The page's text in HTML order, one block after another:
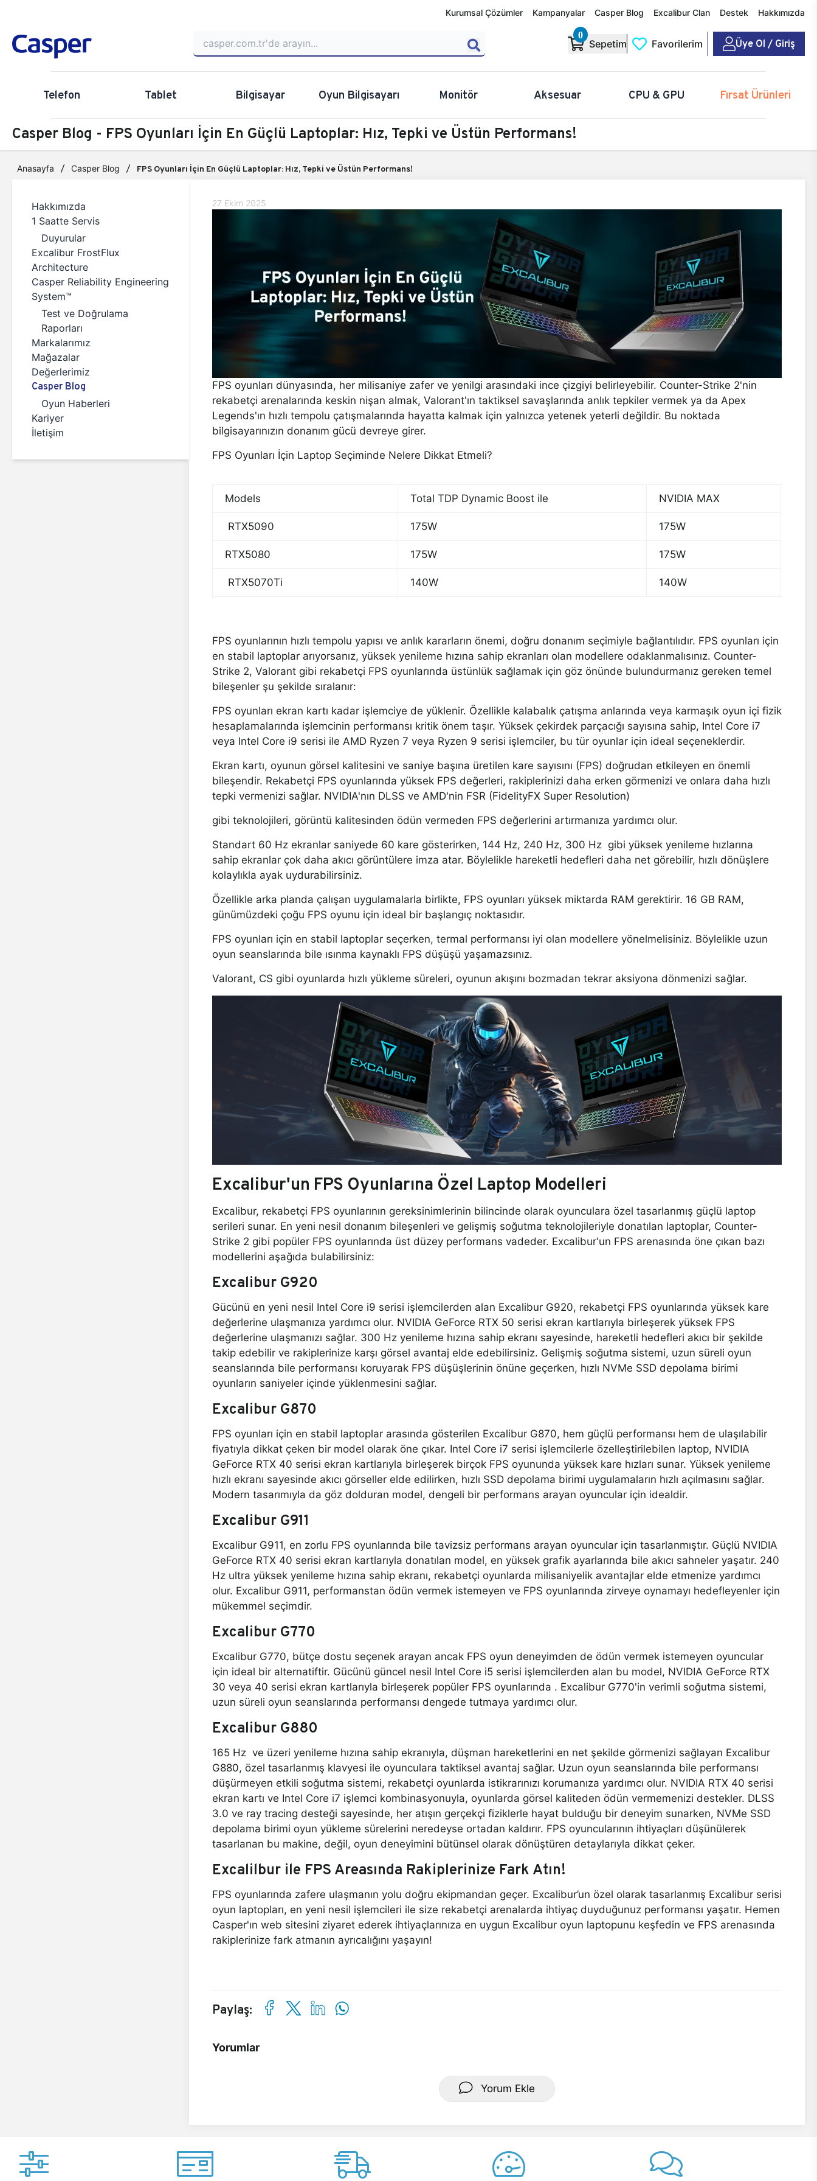
Kurumsal Çözümler Kampanyalar Casper Blog Excalibur Clan Destek Hakkımızda
0
Sepetim Favorilerim Üye Ol / Giriş
Telefon Tablet Bilgisayar Oyun Bilgisayarı Monitör Aksesuar CPU & GPU Fırsat Ürünleri
Casper Blog - FPS Oyunları İçin En Güçlü Laptoplar: Hız, Tepki ve Üstün Performans!
Anasayfa Casper Blog FPS Oyunları İçin En Güçlü Laptoplar: Hız, Tepki ve Üstün Performans!
Hakkımızda
1 Saatte Servis
Duyurular
Excalibur FrostFlux
Architecture
Casper Reliability Engineering
System™
Test ve Doğrulama
Raporları
Markalarımız
Mağazalar
Değerlerimiz
Casper Blog
Oyun Haberleri
Kariyer
İletişim
27 Ekim 2025
FPS oyunları dünyasında, her milisaniye zafer ve yenilgi arasındaki ince çizgiyi belirleyebilir. Counter-Strike 2'nin
rekabetçi arenalarında keskin nişan almak, Valorant'ın taktiksel savaşlarında anlık tepkiler vermek ya da Apex
Legends'ın hızlı tempolu çatışmalarında hayatta kalmak için yalnızca yetenek yeterli değildir. Bu noktada
bilgisayarınızın donanım gücü devreye girer.
FPS Oyunları İçin Laptop Seçiminde Nelere Dikkat Etmeli?
Models Total TDP Dynamic Boost ile NVIDIA MAX
RTX5090 175W 175W
RTX5080 175W 175W
RTX5070Ti 140W 140W
FPS oyunlarının hızlı tempolu yapısı ve anlık kararların önemi, doğru donanım seçimiyle bağlantılıdır. FPS oyunları için
en stabil laptoplar arıyorsanız, yüksek yenileme hızına sahip ekranları olan modellere odaklanmalısınız. Counter-
Strike 2, Valorant gibi rekabetçi FPS oyunlarında üstünlük sağlamak için göz önünde bulundurmanız gereken temel
bileşenler şu şekilde sıralanır:
FPS oyunları ekran kartı kadar işlemciye de yüklenir. Özellikle kalabalık çatışma anlarında veya karmaşık oyun içi fizik
hesaplamalarında işlemcinin performansı kritik önem taşır. Yüksek çekirdek parçacığı sayısına sahip, Intel Core i7
veya Intel Core i9 serisi ile AMD Ryzen 7 veya Ryzen 9 serisi işlemciler, bu tür oyunlar için ideal seçeneklerdir.
Ekran kartı, oyunun görsel kalitesini ve saniye başına üretilen kare sayısını (FPS) doğrudan etkileyen en önemli
bileşendir. Rekabetçi FPS oyunlarında yüksek FPS değerleri, rakiplerinizi daha erken görmenizi ve onlara daha hızlı
tepki vermenizi sağlar. NVIDIA'nın DLSS ve AMD'nin FSR (FidelityFX Super Resolution)
gibi teknolojileri, görüntü kalitesinden ödün vermeden FPS değerlerini artırmanıza yardımcı olur.
Standart 60 Hz ekranlar saniyede 60 kare gösterirken, 144 Hz, 240 Hz, 300 Hz gibi yüksek yenileme hızlarına
sahip ekranlar çok daha akıcı görüntülere imza atar. Böylelikle hareketli hedefleri daha net görebilir, hızlı dönüşlere
kolaylıkla ayak uydurabilirsiniz.
Özellikle arka planda çalışan uygulamalarla birlikte, FPS oyunları yüksek miktarda RAM gerektirir. 16 GB RAM,
günümüzdeki çoğu FPS oyunu için ideal bir başlangıç noktasıdır.
FPS oyunları için en stabil laptoplar seçerken, termal performansı iyi olan modellere yönelmelisiniz. Böylelikle uzun
oyun seanslarında bile ısınma kaynaklı FPS düşüşü yaşamazsınız.
Valorant, CS gibi oyunlarda hızlı yükleme süreleri, oyunun akışını bozmadan tekrar aksiyona dönmenizi sağlar.
Excalibur'un FPS Oyunlarına Özel Laptop Modelleri
Excalibur, rekabetçi FPS oyunlarının gereksinimlerinin bilincinde olarak oyunculara özel tasarlanmış güçlü laptop
serileri sunar. En yeni nesil donanım bileşenleri ve gelişmiş soğutma teknolojileriyle donatılan laptoplar, Counter-
Strike 2 gibi popüler FPS oyunlarında üst düzey performans vadeder. Excalibur'un FPS arenasında öne çıkan bazı
modellerini aşağıda bulabilirsiniz:
Excalibur G920
Gücünü en yeni nesil Intel Core i9 serisi işlemcilerden alan Excalibur G920, rekabetçi FPS oyunlarında yüksek kare
değerlerine ulaşmanıza yardımcı olur. NVIDIA GeForce RTX 50 serisi ekran kartlarıyla birleşerek yüksek FPS
değerlerine ulaşmanızı sağlar. 300 Hz yenileme hızına sahip ekranı sayesinde, hareketli hedefleri akıcı bir şekilde
takip edebilir ve rakiplerinize karşı görsel avantaj elde edebilirsiniz. Gelişmiş soğutma sistemi, uzun süreli oyun
seanslarında bile performansı koruyarak FPS düşüşlerinin önüne geçerken, hızlı NVMe SSD depolama birimi
oyunların saniyeler içinde yüklenmesini sağlar.
Excalibur G870
FPS oyunları için en stabil laptoplar arasında gösterilen Excalibur G870, hem güçlü performansı hem de ulaşılabilir
fiyatıyla dikkat çeken bir model olarak öne çıkar. Intel Core i7 serisi işlemcilerle özelleştirilebilen laptop, NVIDIA
GeForce RTX 40 serisi ekran kartlarıyla birleşerek birçok FPS oyununda yüksek kare hızları sunar. Yüksek yenileme
hızlı ekranı sayesinde akıcı görseller elde edilirken, hızlı SSD depolama birimi uygulamaların hızlı açılmasını sağlar.
Modern tasarımıyla da göz dolduran model, dengeli bir performans arayan oyuncular için idealdir.
Excalibur G911
Excalibur G911, en zorlu FPS oyunlarında bile tavizsiz performans arayan oyuncular için tasarlanmıştır. Güçlü NVIDIA
GeForce RTX 40 serisi ekran kartlarıyla donatılan model, en yüksek grafik ayarlarında bile akıcı sahneler yaşatır. 240
Hz ultra yüksek yenileme hızına sahip ekranı, rekabetçi oyunlarda milisaniyelik avantajlar elde etmenize yardımcı
olur. Excalibur G911, performanstan ödün vermek istemeyen ve FPS oyunlarında zirveye oynamayı hedefleyenler için
mükemmel seçimdir.
Excalibur G770
Excalibur G770, bütçe dostu seçenek arayan ancak FPS oyun deneyimden de ödün vermek istemeyen oyuncular
için ideal bir alternatiftir. Gücünü güncel nesil Intel Core i5 serisi işlemcilerden alan bu model, NVIDIA GeForce RTX
30 veya 40 serisi ekran kartlarıyla birleşerek popüler FPS oyunlarında . Excalibur G770'in verimli soğutma sistemi,
uzun süreli oyun seanslarında performansı dengede tutmaya yardımcı olur.
Excalibur G880
165 Hz ve üzeri yenileme hızına sahip ekranıyla, düşman hareketlerini en net şekilde görmenizi sağlayan Excalibur
G880, özel tasarlanmış klavyesi ile oyunculara taktiksel avantaj sağlar. Uzun oyun seanslarında bile performansı
düşürmeyen etkili soğutma sistemi, rekabetçi oyunlarda istikrarınızı korumanıza yardımcı olur. NVIDIA RTX 40 serisi
ekran kartı ve Intel Core i7 işlemci kombinasyonuyla, oyunlarda görsel kaliteden ödün vermemenizi destekler. DLSS
3.0 ve ray tracing desteği sayesinde, her atışın gerçekçi fiziklerle hayat bulduğu bir deneyim sunarken, NVMe SSD
depolama birimi oyun yükleme sürelerini neredeyse ortadan kaldırır. FPS oyuncularının ihtiyaçları düşünülerek
tasarlanan bu makine, değil, oyun deneyimini bütünsel olarak dönüştüren detaylarıyla dikkat çeker.
Excalilbur ile FPS Areasında Rakiplerinize Fark Atın!
FPS oyunlarında zafere ulaşmanın yolu doğru ekipmandan geçer. Excalibur’un özel olarak tasarlanmış Excalibur serisi
oyun laptopları, en yeni nesil işlemcileri ile size rekabetçi arenalarda ihtiyaç duyduğunuz performansı yaşatır. Hemen
Casper'ın web sitesini ziyaret ederek ihtiyaçlarınıza en uygun Excalibur oyun laptopunu keşfedin ve FPS arenasında
rakiplerinize fark atmanın ayrıcalığını yaşayın!
Paylaş:
Yorumlar
Yorum Ekle